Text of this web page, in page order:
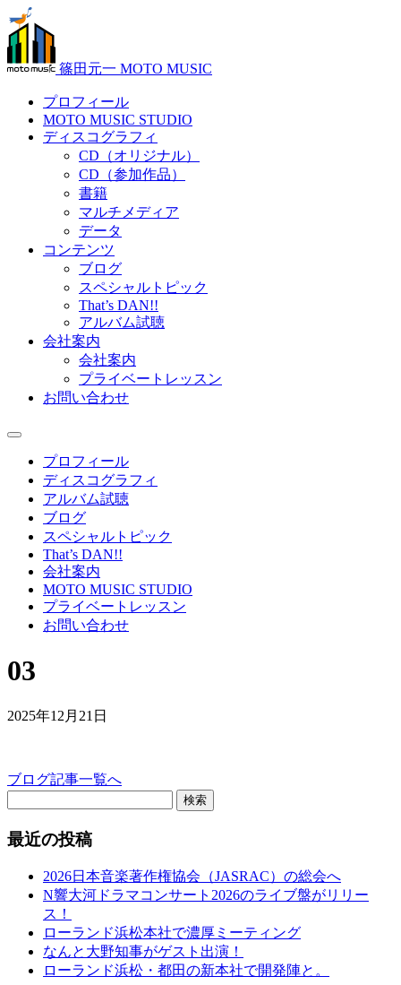
篠田元一 MOTO MUSIC
プロフィール
MOTO MUSIC STUDIO
ディスコグラフィ
CD（オリジナル）
CD（参加作品）
書籍
マルチメディア
データ
コンテンツ
ブログ
スペシャルトピック
That’s DAN!!
アルバム試聴
会社案内
会社案内
プライベートレッスン
お問い合わせ
プロフィール
ディスコグラフィ
アルバム試聴
ブログ
スペシャルトピック
That’s DAN!!
会社案内
MOTO MUSIC STUDIO
プライベートレッスン
お問い合わせ
03
2025年12月21日
ブログ記事一覧へ
検索
最近の投稿
2026日本音楽著作権協会（JASRAC）の総会へ
N響大河ドラマコンサート2026のライブ盤がリリー
ス！
ローランド浜松本社で濃厚ミーティング
なんと大野知事がゲスト出演！
ローランド浜松・都田の新本社で開発陣と。